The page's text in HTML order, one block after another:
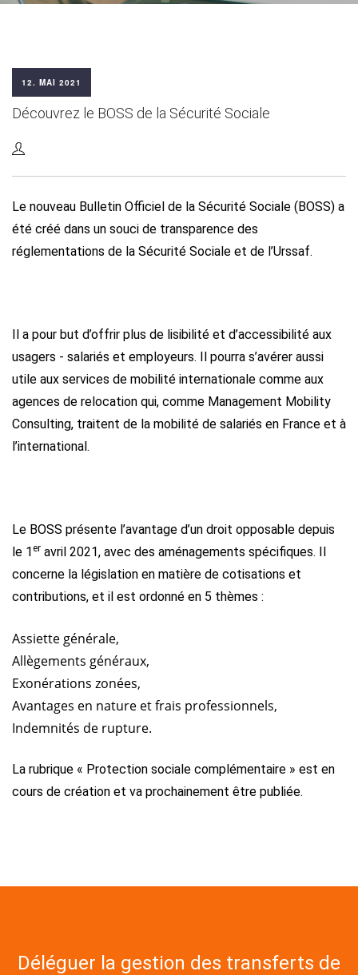
12. MAI 2021
Découvrez le BOSS de la Sécurité Sociale
Le nouveau Bulletin Officiel de la Sécurité Sociale (BOSS) a
été créé dans un souci de transparence des
réglementations de la Sécurité Sociale et de l’Urssaf.
Il a pour but d’offrir plus de lisibilité et d’accessibilité aux
usagers - salariés et employeurs. Il pourra s’avérer aussi
utile aux services de mobilité internationale comme aux
agences de relocation qui, comme Management Mobility
Consulting, traitent de la mobilité de salariés en France et à
l’international.
Le BOSS présente l’avantage d’un droit opposable depuis
le 1er avril 2021, avec des aménagements spécifiques. Il
concerne la législation en matière de cotisations et
contributions, et il est ordonné en 5 thèmes :
Assiette générale,
Allègements généraux,
Exonérations zonées,
Avantages en nature et frais professionnels,
Indemnités de rupture.
La rubrique « Protection sociale complémentaire » est en
cours de création et va prochainement être publiée.
Déléguer la gestion des transferts de